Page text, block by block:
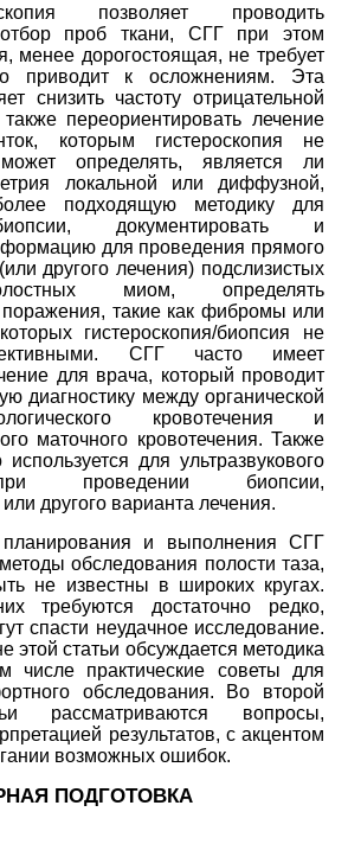
позволяет проводить
отбор проб ткани, СГГ при этом
менее дорогостоящая, не требует
приводит к осложнениям. Эта
снизить частоту отрицательной
переориентировать лечение
которым гистероскопия не
определять, является ли
локальной или диффузной,
подходящую методику для
документировать и
для проведения прямого
другого лечения) подслизистых
миом, определять
поражения, такие как фибромы или
гистероскопия/биопсия не
СГГ часто имеет
для врача, который проводит
диагностику между органической
кровотечения и
маточного кровотечения. Также
для ультразвукового
проведении биопсии,
другого варианта лечения.
и выполнения СГГ
обследования полости таза,
не известны в широких кругах.
требуются достаточно редко,
спасти неудачное исследование.
этой статьи обсуждается методика
числе практические советы для
обследования. Во второй
рассматриваются вопросы,
результатов, с акцентом
возможных ошибок.
ПОДГОТОВКА